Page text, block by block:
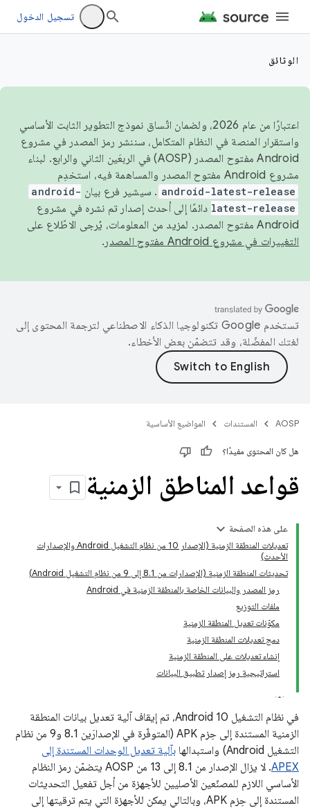
تسجيل الدخول
الوثائق
اعتبارًا من عام 2026، ولضمان اتّساق نموذج التطوير الثابت الأساسي
واستقرار المنصة في النظام المتكامل، سننشر رمز المصدر في مشروع
Android مفتوح المصدر (AOSP) في الربعَين الثاني والرابع. لبناء
مشروع Android مفتوح المصدر والمساهمة فيه، استخدِم
android-latest-release . سيشير فرع بيان android-
latest-release دائمًا إلى أحدث إصدار تم نشره في مشروع
Android مفتوح المصدر. لمزيد من المعلومات، يُرجى الاطّلاع على
التغييرات في مشروع Android مفتوح المصدر
.
تستخدم Google تكنولوجيا الذكاء الاصطناعي لترجمة المحتوى إلى
لغتك المفضّلة، وقد تتضمّن بعض الأخطاء.
AOSP المستندات المواضيع الأساسية
هل كان المحتوى مفيدًا؟
قواعد المناطق الزمنية
على هذه الصفحة
تعديلات المنطقة الزمنية (الإصدار 10 من نظام التشغيل Android والإصدارات
الأحدث)
تحديثات المنطقة الزمنية (الإصدارات من 8.1 إلى 9 من نظام التشغيل Android)
رمز المصدر والبيانات الخاصة بالمنطقة الزمنية في Android
ملفات التوزيع
مكوّنات تعديل المنطقة الزمنية
دمج تعديلات المنطقة الزمنية
إنشاء تعديلات على المنطقة الزمنية
استراتيجية رمز إصدار تطبيق البيانات
في نظام التشغيل Android 10، تم إيقاف آلية تعديل بيانات المنطقة
الزمنية المستندة إلى حِزم APK (المتوفّرة في الإصدارَين 8.1 و9 من نظام
التشغيل Android) واستبدالها
بآلية تعديل الوحدات المستندة إلى
APEX
. لا يزال الإصدار من 8.1 إلى 13 من AOSP يتضمّن رمز النظام
الأساسي اللازم للمصنّعين الأصليين للأجهزة من أجل تفعيل التحديثات
المستندة إلى حِزم APK، وبالتالي يمكن للأجهزة التي يتم ترقيتها إلى